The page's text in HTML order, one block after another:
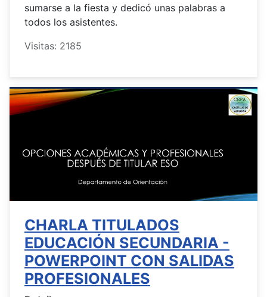
sumarse a la fiesta y dedicó unas palabras a
todos los asistentes.
Visitas: 2185
CHARLA TITULADOS
EDUCACIÓN SECUNDARIA -
POWERPOINT CON SALIDAS
PROFESIONALES